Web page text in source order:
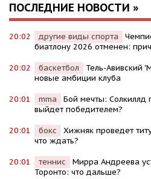
ПОСЛЕДНИЕ НОВОСТИ »
20:02 другие виды спорта
биатлону 2026 отменен:
20:02 баскетбол
Тель-Авивский
новые амбиции клуба
20:01 mma
Бой мечты: Солкиллд
выйдет победителем?
20:01 бокс
Хижняк проведет
что ждать?
20:01 теннис
Мирра Андреева
Торонто: что дальше?